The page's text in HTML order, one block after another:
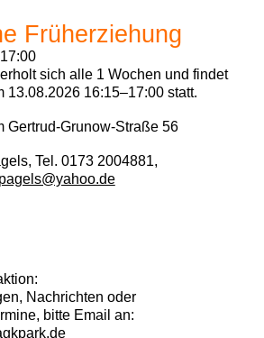
Früherziehung
sich alle 1 Wochen und findet
13.08.2026 16:15–17:00statt.
Gertrud-Grunow-Straße 56
Tel. 0173 2004881,
Nachrichten oder
bitte Email an: